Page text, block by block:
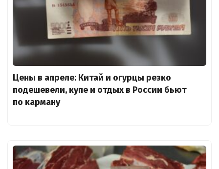
Цены в апреле: Китай и огурцы резко
подешевели, купе и отдых в России бьют
по карману